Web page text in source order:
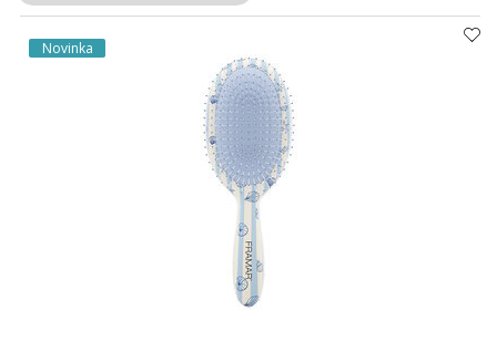
Novinka